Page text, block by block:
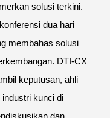
solusi terkini.
dua hari
membahas solusi
DTI-CX
keputusan, ahli
kunci di
dan